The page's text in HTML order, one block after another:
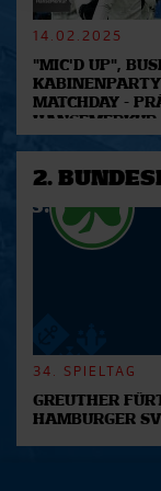
Abschnitt
Wir verwenden
personalisieren,
zu können und
Verwendung
soziale Medien,
Partner führen
14.02.2025
"MIC'D UP",
MATCHDAY -
HANSEMERKUR
2.
34. SPIELTAG
GREUTHER
HAMBURGER SV